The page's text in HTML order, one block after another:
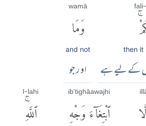
then it
کے لیے ہے
wamā
وَمَا
and not
او ر جو
ib'tighāa wajhi
ٱبْتِغَآءَ وَجْهِ
l-lahi
ٱللَّهِۚ